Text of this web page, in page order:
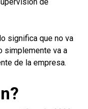
significa que no va
simplemente va a
de la empresa.